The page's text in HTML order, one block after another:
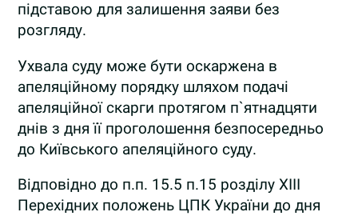
підставою для залишення заяви без
розгляду.
Ухвала суду може бути оскаржена в
апеляційному порядку шляхом подачі
апеляційної скарги протягом п`ятнадцяти
днів з дня її проголошення безпосередньо
до Київського апеляційного суду.
Відповідно до п.п. 15.5 п.15 розділу ХІІІ
Перехідних положень ЦПК України до дня